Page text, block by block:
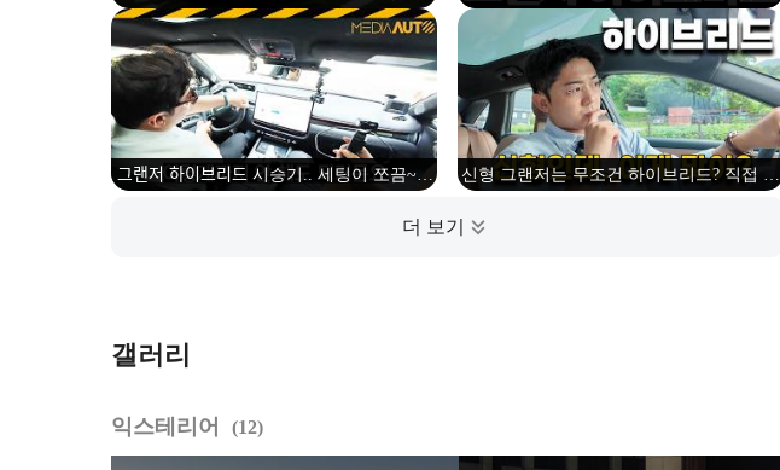
데...기존 차주들이 화낼만 하네
어난 연비 신형 그랜저 하이브리드 시승기!
그랜저 하이브리드 시승기.. 세팅이 쪼끔~ //
신형 그랜저는 무조건 하이브리드? 직접 타
갤러리
익스테리어 12